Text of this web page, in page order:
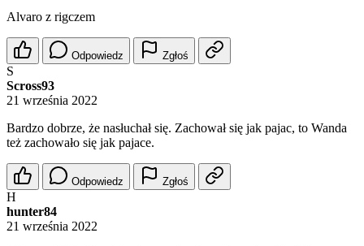
Alvaro z rigczem
Odpowiedz Zgłoś
S
Scross93
21 września 2022
Bardzo dobrze, że nasłuchał się. Zachował się jak pajac, to Wanda
też zachowało się jak pajace.
Odpowiedz Zgłoś
H
hunter84
21 września 2022